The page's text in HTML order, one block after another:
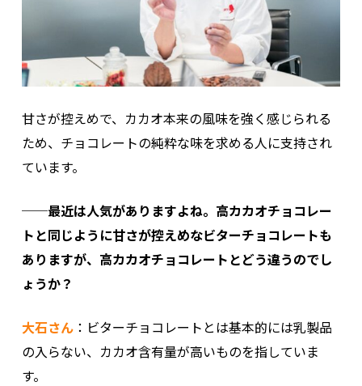
甘さが控えめで、カカオ本来の風味を強く感じられる
ため、チョコレートの純粋な味を求める人に支持され
ています。
──最近は人気がありますよね。高カカオチョコレー
トと同じように甘さが控えめなビターチョコレートも
ありますが、高カカオチョコレートとどう違うのでし
ょうか？
大石さん：ビターチョコレートとは基本的には乳製品
の入らない、カカオ含有量が高いものを指していま
す。